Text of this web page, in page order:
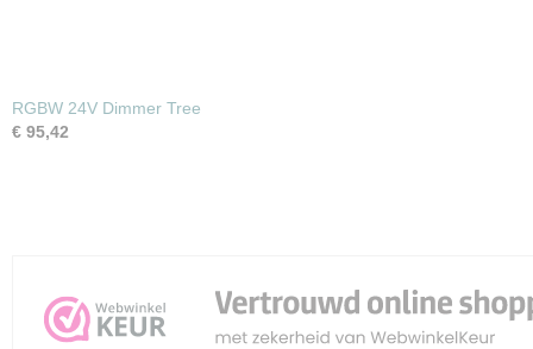
RGBW 24V Dimmer Tree
€ 95,42